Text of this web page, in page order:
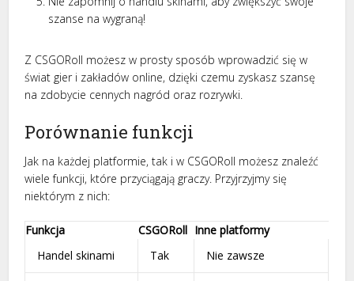
szanse na wygraną!
Z CSGORoll możesz w prosty sposób wprowadzić się w
świat gier i zakładów online, dzięki czemu zyskasz szansę
na zdobycie cennych nagród oraz rozrywki.
Porównanie funkcji
Jak na każdej platformie, tak i w CSGORoll możesz znaleźć
wiele funkcji, które przyciągają graczy. Przyjrzyjmy się
niektórym z nich:
Funkcja CSGORoll Inne platformy
Handel skinami
Tak Nie zawsze